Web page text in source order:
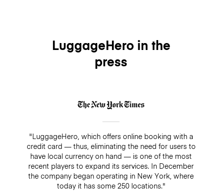
LuggageHero in the
press
"LuggageHero, which offers online booking with a
credit card — thus, eliminating the need for users to
have local currency on hand — is one of the most
recent players to expand its services. In December
the company began operating in New York, where
today it has some 250 locations."